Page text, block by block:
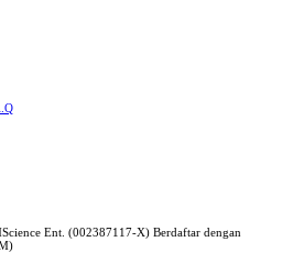
Ent. (002387117-X) Berdaftar dengan